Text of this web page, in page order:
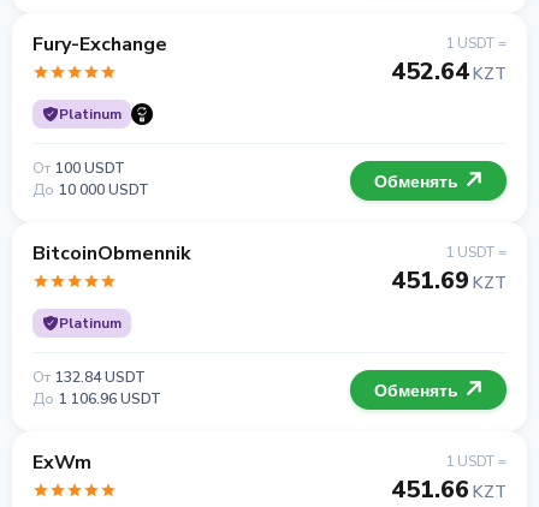
Fury-Exchange
Platinum
1 USDT =
452.64KZT
От 100 USDT
До 10 000 USDT Обменять
BitcoinObmennik
Platinum
1 USDT =
451.69 KZT
От 132.84 USDT
До 1 106.96 USDT Обменять
ExWm 1 USDT =
451.66 KZT